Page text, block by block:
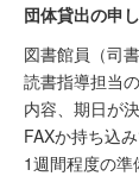
団体貸出の申
図書館員（司
読書指導担当
内容、期日が
FAXか持ち込
1週間程度の